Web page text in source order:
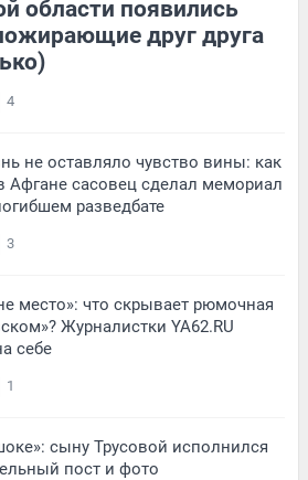
области появились
друг друга
4
не оставляло чувство вины: как
сасовец сделал мемориал
разведбате
3
место»: что скрывает рюмочная
Журналистки YA62.RU
себе
1
сыну Трусовой исполнился
пост и фото